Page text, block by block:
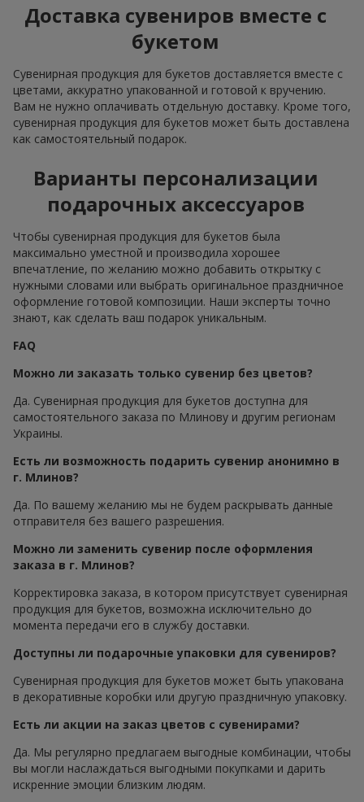
Доставка сувениров вместе с
букетом
Сувенирная продукция для букетов доставляется вместе с
цветами, аккуратно упакованной и готовой к вручению.
Вам не нужно оплачивать отдельную доставку. Кроме того,
сувенирная продукция для букетов может быть доставлена
как самостоятельный подарок.
Варианты персонализации
подарочных аксессуаров
Чтобы сувенирная продукция для букетов была
максимально уместной и производила хорошее
впечатление, по желанию можно добавить открытку с
нужными словами или выбрать оригинальное праздничное
оформление готовой композиции. Наши эксперты точно
знают, как сделать ваш подарок уникальным.
FAQ
Можно ли заказать только сувенир без цветов?
Да. Сувенирная продукция для букетов доступна для
самостоятельного заказа по Млинову и другим регионам
Украины.
Есть ли возможность подарить сувенир анонимно в
г. Млинов?
Да. По вашему желанию мы не будем раскрывать данные
отправителя без вашего разрешения.
Можно ли заменить сувенир после оформления
заказа в г. Млинов?
Корректировка заказа, в котором присутствует сувенирная
продукция для букетов, возможна исключительно до
момента передачи его в службу доставки.
Доступны ли подарочные упаковки для сувениров?
Сувенирная продукция для букетов может быть упакована
в декоративные коробки или другую праздничную упаковку.
Есть ли акции на заказ цветов с сувенирами?
Да. Мы регулярно предлагаем выгодные комбинации, чтобы
вы могли наслаждаться выгодными покупками и дарить
искренние эмоции близким людям.